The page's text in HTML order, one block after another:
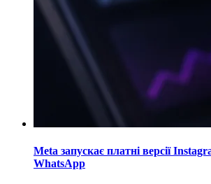
Meta запускає платні версії
WhatsApp